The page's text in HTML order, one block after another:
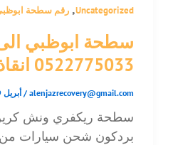
Uncategorized
, رقم سطحة ابوظبي
سطحة ابوظبي
0522775033 انقاذ سيارات
alenjazrecovery@gmail.com
/ أبريل 9, 2025
سطحة ريكفري ونش
بردكون شحن سيارات من